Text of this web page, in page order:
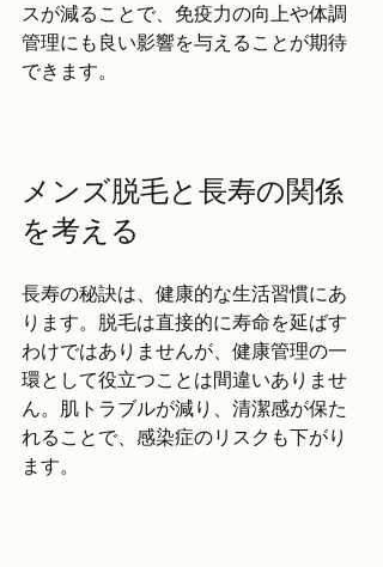
スが減ることで、免疫力の向上や体調
管理にも良い影響を与えることが期待
できます。
メンズ脱毛と長寿の関係
を考える
長寿の秘訣は、健康的な生活習慣にあ
ります。脱毛は直接的に寿命を延ばす
わけではありませんが、健康管理の一
環として役立つことは間違いありませ
ん。肌トラブルが減り、清潔感が保た
れることで、感染症のリスクも下がり
ます。